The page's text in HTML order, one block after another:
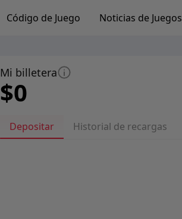
Código de Juego Noticias de Juegos
Mi billetera
$0
Depositar Historial de recargas